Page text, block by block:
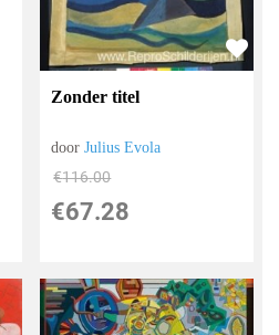
Zonder titel
doorJulius Evola
€116.00
€67.28